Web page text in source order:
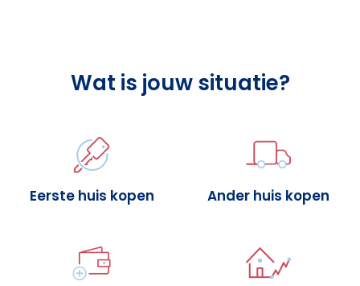
Wat is jouw situatie?
Eerste huis kopen Ander huis kopen